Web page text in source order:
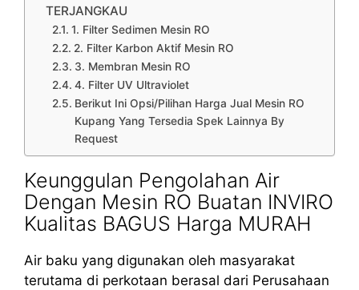
TERJANGKAU
1. Filter Sedimen Mesin RO
2. Filter Karbon Aktif Mesin RO
3. Membran Mesin RO
4. Filter UV Ultraviolet
Berikut Ini Opsi/Pilihan Harga Jual Mesin RO
Kupang Yang Tersedia Spek Lainnya By
Request
Keunggulan Pengolahan Air
Dengan Mesin RO Buatan INVIRO
Kualitas BAGUS Harga MURAH
Air baku yang digunakan oleh masyarakat
terutama di perkotaan berasal dari Perusahaan